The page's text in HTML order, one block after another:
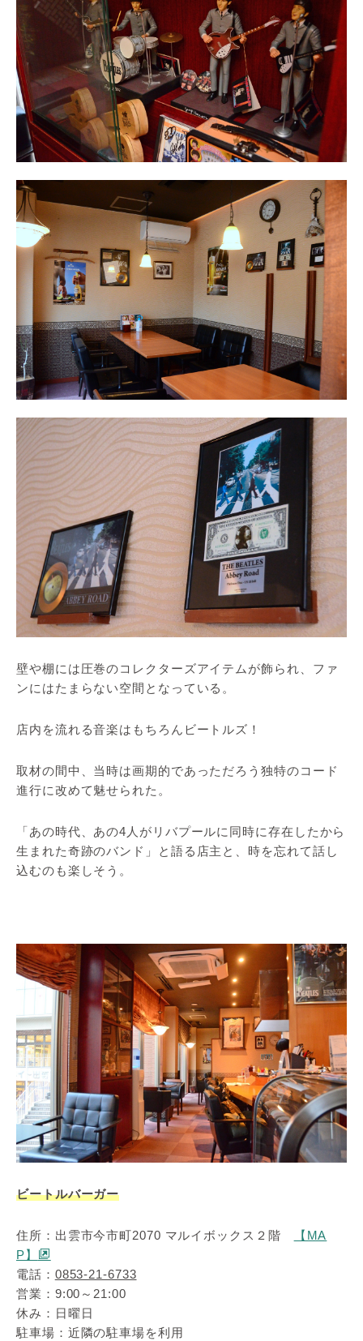
壁や棚には圧巻のコレクターズアイテムが飾られ、ファ
ンにはたまらない空間となっている。
店内を流れる音楽はもちろんビートルズ！
取材の間中、当時は画期的であっただろう独特のコード
進行に改めて魅せられた。
「あの時代、あの4人がリバプールに同時に存在したから
生まれた奇跡のバンド」と語る店主と、時を忘れて話し
込むのも楽しそう。
ビートルバーガー
住所：出雲市今市町2070 マルイボックス２階
【MA
P】
電話： 0853-21-6733
営業：9:00～21:00
休み：日曜日
駐車場：近隣の駐車場を利用